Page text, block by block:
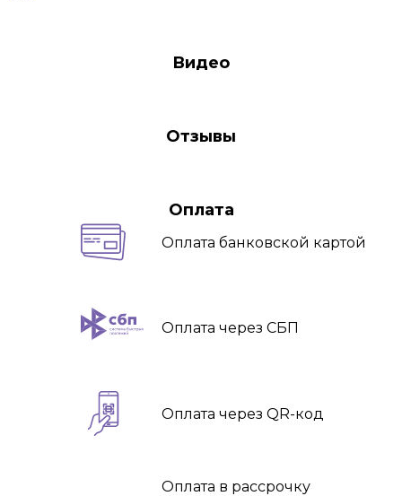
Видео
Отзывы
Оплата
Оплата банковской картой
Оплата через СБП
Оплата через QR-код
Оплата в рассрочку